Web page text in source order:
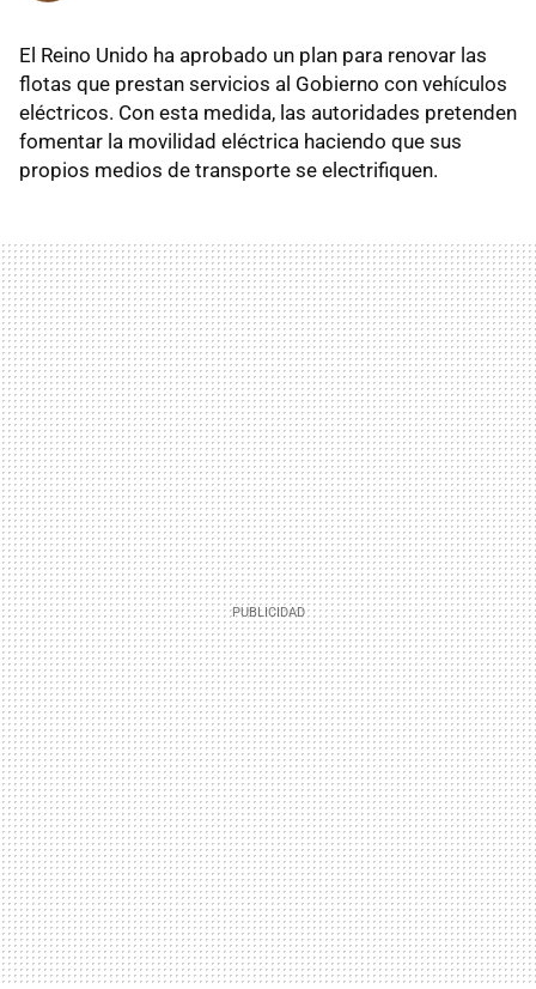
El Reino Unido ha aprobado un plan para renovar las
flotas que prestan servicios al Gobierno con vehículos
eléctricos. Con esta medida, las autoridades pretenden
fomentar la movilidad eléctrica haciendo que sus
propios medios de transporte se electrifiquen.